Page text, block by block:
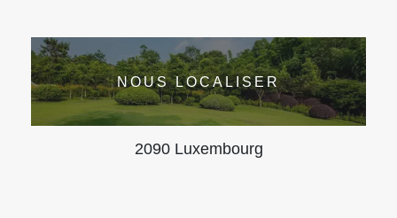
NOUS LOCALISER
2090 Luxembourg